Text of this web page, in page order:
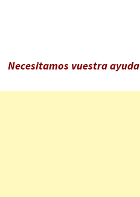
Necesitamos vuestra ayuda